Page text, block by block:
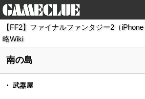
【FF2】ファイナルファンタジー2（
略Wiki
南の島
武器屋